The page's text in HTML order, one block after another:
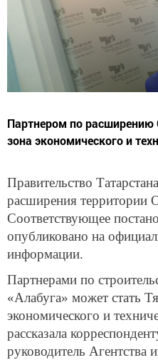
Партнером по
зона экономического и
Правительство
расширения территории
Соответствующее
опубликовано на
информации.
Партнерами по
«Алабуга» может стать
экономического и
рассказала
руководитель Агентства